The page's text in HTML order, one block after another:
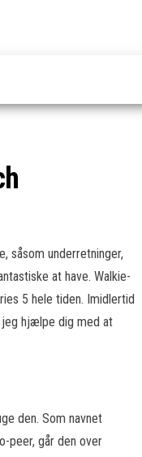
såsom underretninger,
at have. Walkie-
5 hele tiden. Imidlertid
hjælpe dig med at
den. Som navnet
peer, går den over